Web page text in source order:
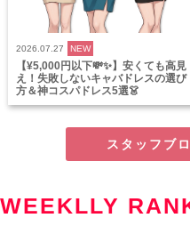
2026.07.27 NEW
【¥5,000円以下💸✨】安くても高見
え！失敗しないキャバドレスの選び
方＆神コスパドレス5選👗
スタッフブ
WEEKLLY